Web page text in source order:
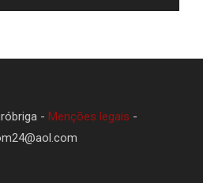
- Menções legais -